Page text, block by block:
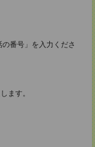
番号」を入力くださ
ます。